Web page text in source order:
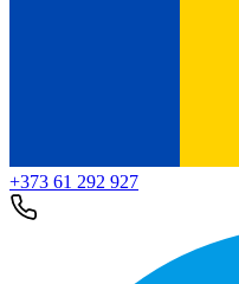
+373 61 292 927